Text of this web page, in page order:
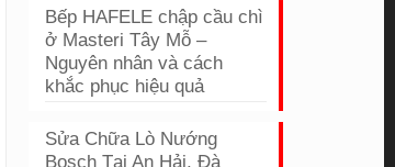
Bếp HAFELE chập cầu chì
ở Masteri Tây Mỗ –
Nguyên nhân và cách
khắc phục hiệu quả
Sửa Chữa Lò Nướng
Bosch Tại An Hải, Đà